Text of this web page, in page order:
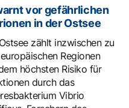
vor gefährlichen
in der Ostsee
zählt inzwischen zu
Regionen
höchsten Risiko für
durch das
Vibrio